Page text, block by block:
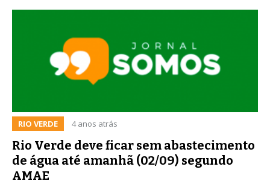
RIO VERDE 4 anos atrás
Rio Verde deve ficar sem abastecimento
de água até amanhã (02/09) segundo
AMAE